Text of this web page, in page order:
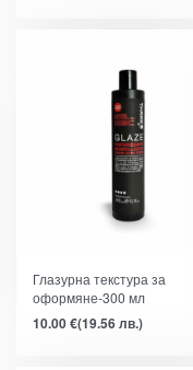
Глазурна текстура за
оформяне-300 мл
10.00€(19.56 лв.)